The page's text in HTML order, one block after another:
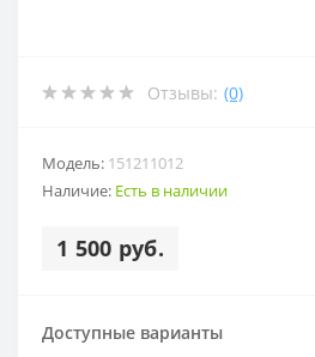
Отзывы: (0)
Модель: 151211012
Наличие: Есть в наличии
1 500 руб.
Доступные варианты